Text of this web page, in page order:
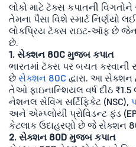
લોકો માટે ટૅક્સ કપાતની
તેમના પૈસા વિશે સ્માર્ટ નિર્ણયો
લોકપ્રિય ટૅક્સ રાઇટ-ઑફ છે
છે.
1. સેક્શન 80C મુજબ કપાત
ભારતમાં ટૅક્સ પર બચત કરવાની
છે સેક્શન 80C દ્વારા. આ
તેઓ ફાઇનાન્શિયલ વર્ષ દીઠ
નેશનલ સેવિંગ સર્ટિફિકેટ (NSC),
અને એમ્પ્લોયી પ્રોવિડન્ટ ફંડ
કેટલાક ઉદાહરણો છે જે સેક્શન
2. સેક્શન 80D મુજબ કપાત